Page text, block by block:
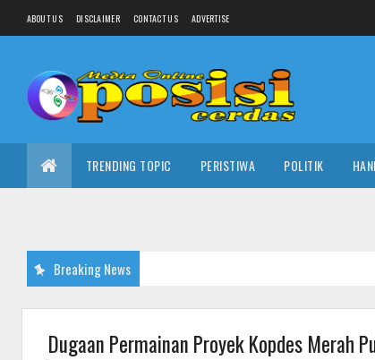
ABOUT US DISCLAIMER CONTACT US ADVERTISE
TRENDING TOPIC PERISTIWA POLITIK
Breaking News
Dugaan Permainan Proyek Kopdes Merah